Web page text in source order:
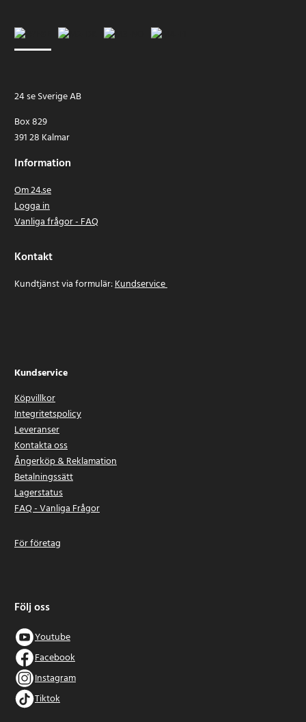
24 se Sverige AB
Box 829
391 28 Kalmar
Information
Om 24.se
Logga in
Vanliga frågor - FAQ
Kontakt
Kundtjänst via formulär:Kundservice
Kundservice
Köpvillkor
Integritetspolicy
Leveranser
Kontakta oss
Ångerköp & Reklamation
Betalningssätt
Lagerstatus
FAQ - Vanliga Frågor
För företag
Följ oss
Youtube
Facebook
Instagram
Tiktok